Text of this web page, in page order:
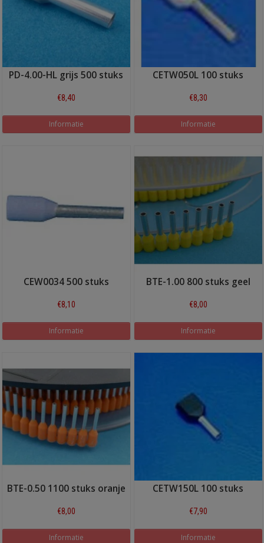
PD-4.00-HL grijs 500 stuks
€8,40
Informatie
CETW050L 100 stuks
€8,30
Informatie
CEW0034 500 stuks
€8,10
Informatie
BTE-1.00 800 stuks geel
€8,00
Informatie
BTE-0.50 1100 stuks oranje
€8,00
Informatie
CETW150L 100 stuks
€7,90
Informatie